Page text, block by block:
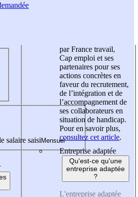
salaire saisi
par France travail,
Cap emploi et ses
partenaires pour ses
actions concrètes en
faveur du recrutement,
de l’intégration et de
l’accompagnement de
ses collaborateurs en
situation de handicap.
Pour en savoir plus,
consultez cet article.
Entreprise adaptée
Qu'est-ce qu'une
entreprise adaptée
?
L'entreprise adaptée